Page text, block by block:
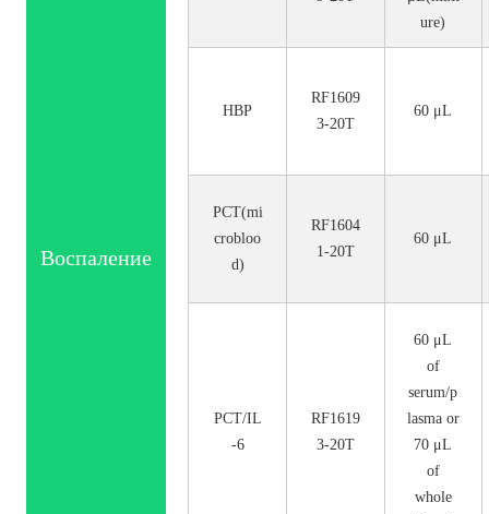
Воспаление
ure)
HBP
RF1609
3-20T
60 μL
PCT(mi
crobloo
d)
RF1604
1-20T
60 μL
PCT/IL
-6
RF1619
3-20T
60 μL
of
serum/p
lasma or
70 μL
of
whole